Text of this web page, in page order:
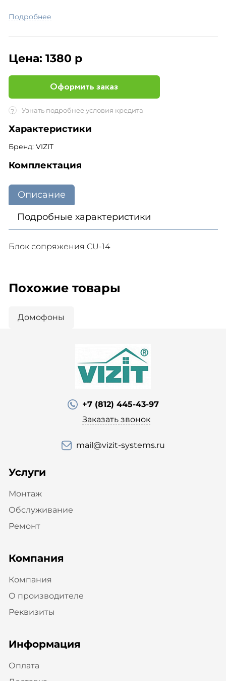
Подробнее
Цена: 1380 р
Оформить заказ
? Узнать подробнее условия кредита
Характеристики
Бренд: VIZIT
Комплектация
Описание
Подробные характеристики
Блок сопряжения CU-14
Похожие товары
Домофоны
+7 (812) 445-43-97
Заказать звонок
mail@vizit-systems.ru
Услуги
Монтаж
Обслуживание
Ремонт
Компания
Компания
О производителе
Реквизиты
Информация
Оплата